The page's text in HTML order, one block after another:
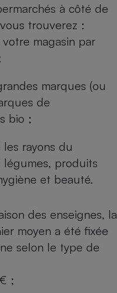
à côté de
trouverez :
magasin par
marques (ou
de
bio ;
rayons du
légumes, produits
et beauté.
des enseignes, la
moyen a été fixée
selon le type de
;